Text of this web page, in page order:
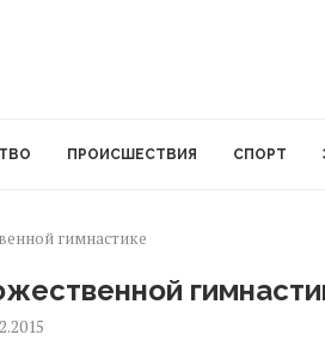
ПРОИСШЕСТВИЯ СПОРТ
гимнастике